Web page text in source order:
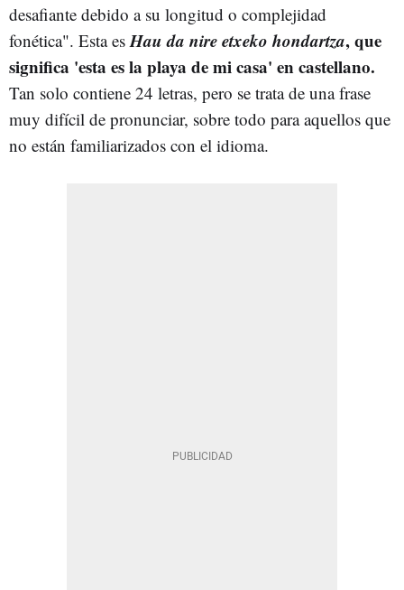
desafiante debido a su longitud o complejidad
fonética". Esta es Hau da nire etxeko hondartza, que
significa 'esta es la playa de mi casa' en castellano.
Tan solo contiene 24 letras, pero se trata de una frase
muy difícil de pronunciar, sobre todo para aquellos que
no están familiarizados con el idioma.